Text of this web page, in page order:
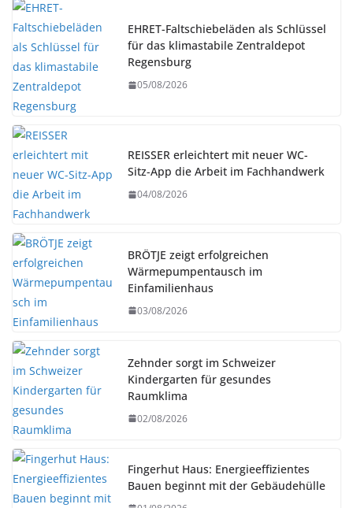
EHRET-Faltschiebeläden als Schlüssel
für das klimastabile Zentraldepot
Regensburg
05/08/2026
REISSER erleichtert mit neuer WC-
Sitz-App die Arbeit im Fachhandwerk
04/08/2026
BRÖTJE zeigt erfolgreichen
Wärmepumpentausch im
Einfamilienhaus
03/08/2026
Zehnder sorgt im Schweizer
Kindergarten für gesundes
Raumklima
02/08/2026
Fingerhut Haus: Energieeffizientes
Bauen beginnt mit der Gebäudehülle